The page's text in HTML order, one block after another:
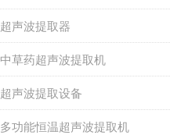
超声波提取器
中草药超声波提取机
超声波提取设备
多功能恒温超声波提取机